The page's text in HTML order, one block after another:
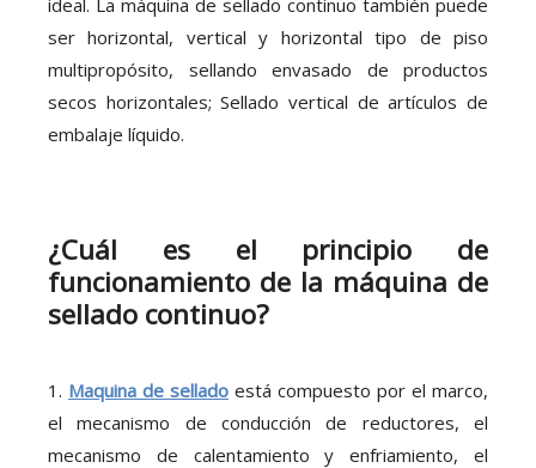
ideal. La máquina de sellado continuo también puede
ser horizontal, vertical y horizontal tipo de piso
multipropósito, sellando envasado de productos
secos horizontales; Sellado vertical de artículos de
embalaje líquido.
¿Cuál es el principio de
funcionamiento de la máquina de
sellado continuo?
1. Maquina de sellado está compuesto por el marco,
el mecanismo de conducción de reductores, el
mecanismo de calentamiento y enfriamiento, el